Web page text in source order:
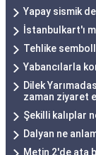
Yapay sismik
İstanbulkart'ı
Tehlike
Yabancılarla
Dilek
zaman ziyaret
Şekilli kalıplar
Dalyan ne
Metin 2'de ata